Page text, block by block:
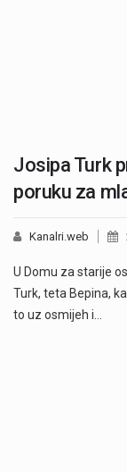
Josipa Turk
poruku za
Kanalri.web
U Domu za starije
Turk, teta Bepina,
to uz osmijeh i…